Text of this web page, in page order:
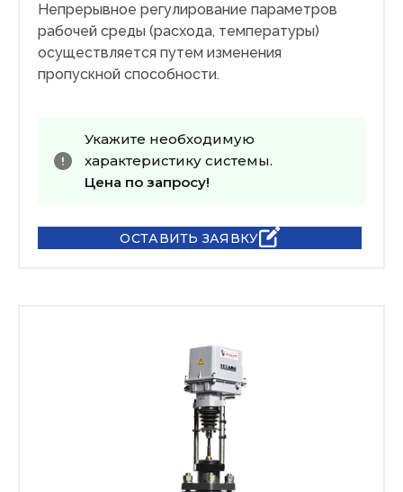
Непрерывное регулирование параметров
рабочей среды (расхода, температуры)
осуществляется путем изменения
пропускной способности.
Укажите необходимую
характеристику системы.
Цена по запросу!
ОСТАВИТЬ ЗАЯВКУ